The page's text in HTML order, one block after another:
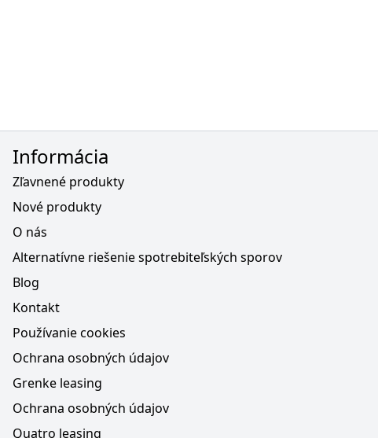
Informácia
Zľavnené produkty
Nové produkty
O nás
Alternatívne riešenie spotrebiteľských sporov
Blog
Kontakt
Používanie cookies
Ochrana osobných údajov
Grenke leasing
Ochrana osobných údajov
Quatro leasing